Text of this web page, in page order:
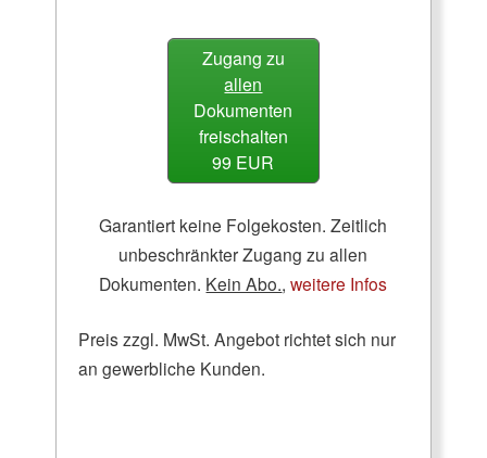
Zugang zu
allen
Dokumenten
freischalten
99 EUR
Garantiert keine Folgekosten. Zeitlich
unbeschränkter Zugang zu allen
Dokumenten. Kein Abo.,weitere Infos
Preis zzgl. MwSt. Angebot richtet sich nur
an gewerbliche Kunden.